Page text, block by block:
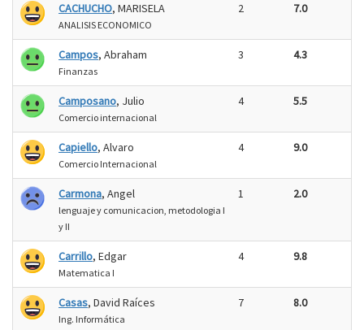
CACHUCHO, MARISELA
ANALISIS ECONOMICO
2 7.0
Campos, Abraham
Finanzas
3 4.3
Camposano, Julio
Comercio internacional
4 5.5
Capiello, Alvaro
Comercio Internacional
4 9.0
Carmona, Angel
lenguaje y comunicacion, metodologia I
y II
1 2.0
Carrillo, Edgar
Matematica I
4 9.8
Casas, David Raíces
Ing. Informática
7 8.0